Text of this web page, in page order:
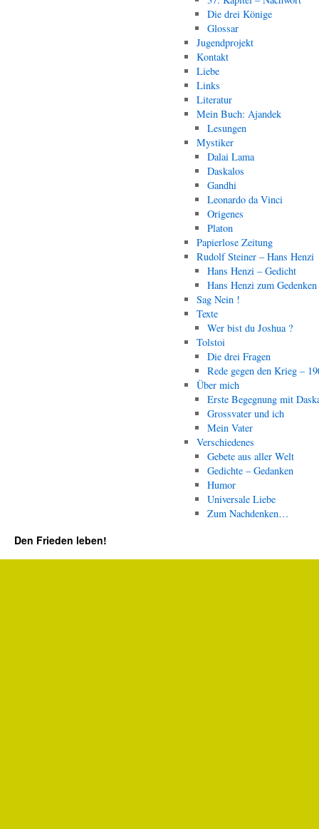
Die drei Könige
Glossar
Jugendprojekt
Kontakt
Liebe
Links
Literatur
Mein Buch: Ajandek
Lesungen
Mystiker
Dalai Lama
Daskalos
Gandhi
Leonardo da Vinci
Origenes
Platon
Papierlose Zeitung
Rudolf Steiner – Hans Henzi
Hans Henzi – Gedicht
Hans Henzi zum Gedenken
Sag Nein !
Texte
Wer bist du Joshua ?
Tolstoi
Die drei Fragen
Rede gegen den Krieg –
Über mich
Erste Begegnung mit
Grossvater und ich
Mein Vater
Verschiedenes
Gebete aus aller Welt
Gedichte – Gedanken
Humor
Universale Liebe
Zum Nachdenken…
Den Frieden leben!